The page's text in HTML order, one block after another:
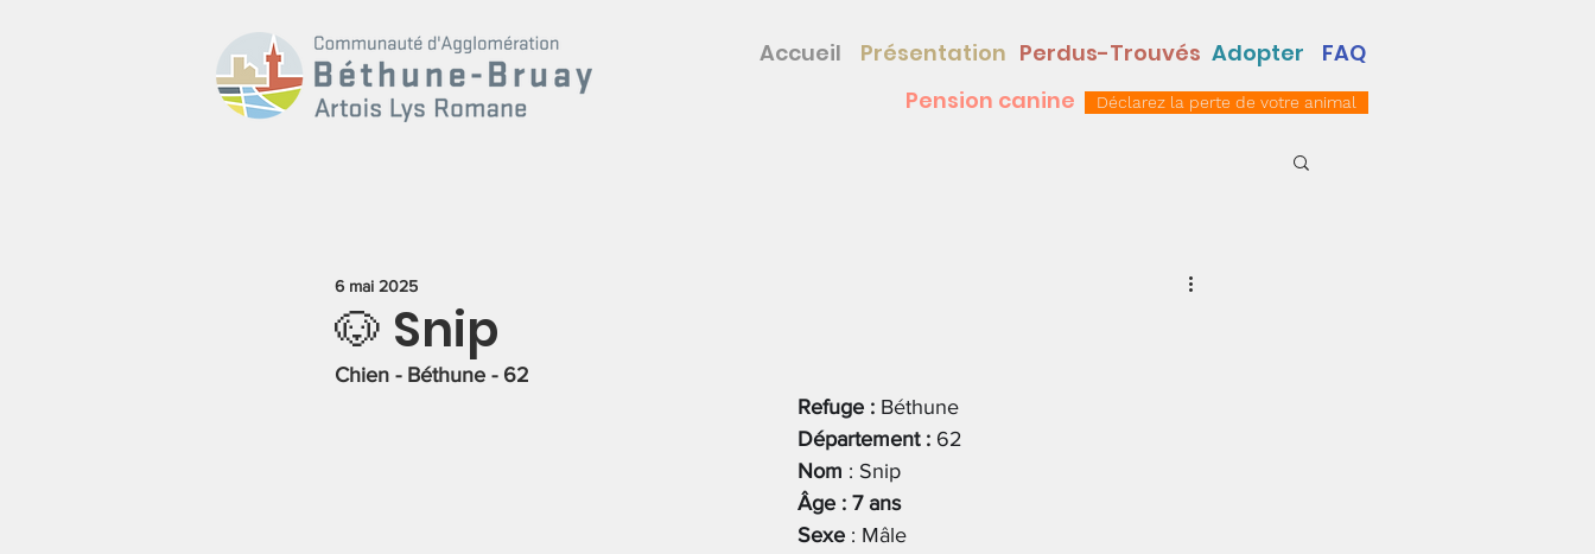
Accueil Présentation Perdus-Trouvés Adopter
FAQ
Pension canine
Déclarez la perte de votre animal
🐶 Snip
6 mai 2025
Chien - Béthune - 62
Refuge : Béthune
Département : 62
Nom : Snip
Âge : 7 ans
Sexe : Mâle